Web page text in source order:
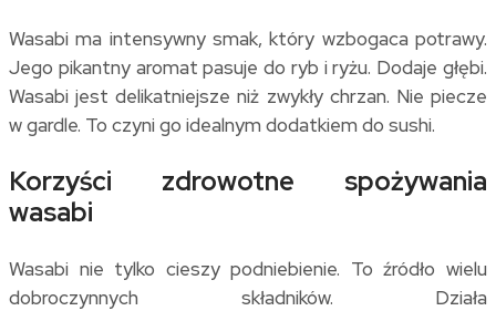
Wasabi ma intensywny smak, który wzbogaca potrawy.
Jego pikantny aromat pasuje do ryb i ryżu. Dodaje głębi.
Wasabi jest delikatniejsze niż zwykły chrzan. Nie piecze
w gardle. To czyni go idealnym dodatkiem do sushi.
Korzyści zdrowotne spożywania
wasabi
Wasabi nie tylko cieszy podniebienie. To źródło wielu
dobroczynnych składników. Działa